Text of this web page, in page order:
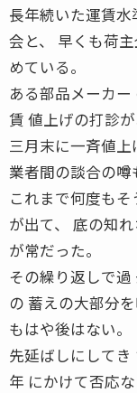
長年続いた運賃
会と、 早くも荷
めている。
ある部品メーカ
賃 値上げの打診
三月末に一斉値
業者間の談合の噂
これまで何度も
が出て、 底の知
が常だった。
その繰り返しで
の 蓄えの大部分
もはや後はない。
先延ばしにして
年 にかけて否応な